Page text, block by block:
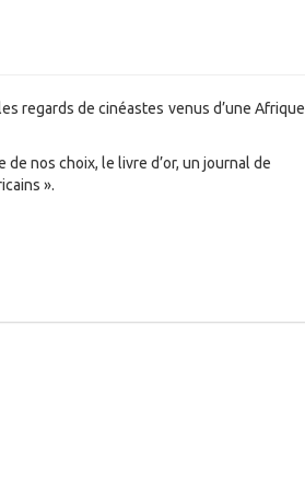
regards de cinéastes venus d’une Afrique
nos choix, le livre d’or, un journal de
».